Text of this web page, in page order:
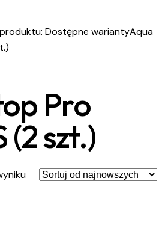
Dostępne wariantyAqua
Pro
(2 szt.)